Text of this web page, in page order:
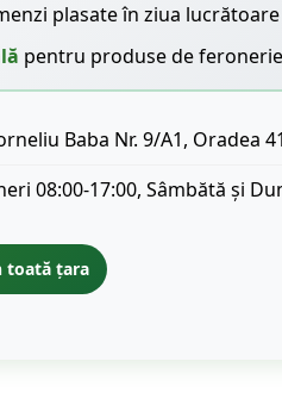
plasate în ziua lucrătoare
pentru produse de feronerie
Baba Nr. 9/A1, Oradea
08:00-17:00, Sâmbătă și
toată țara